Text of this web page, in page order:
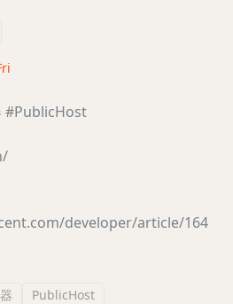
#PublicHost
developer/article/164
PublicHost